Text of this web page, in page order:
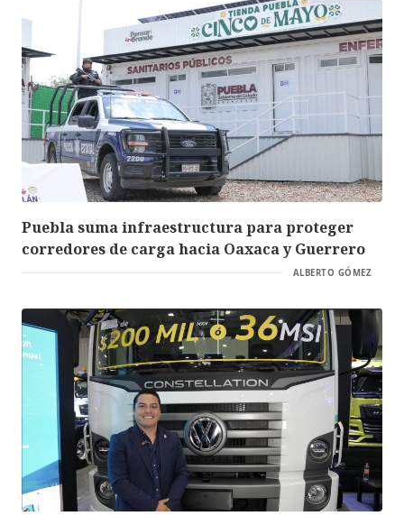
Puebla suma infraestructura para proteger
corredores de carga hacia Oaxaca y Guerrero
ALBERTO GÓMEZ